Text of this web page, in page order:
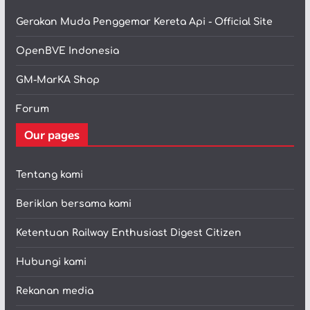
Gerakan Muda Penggemar Kereta Api - Official Site
OpenBVE Indonesia
GM-MarKA Shop
Forum
Our pages
Tentang kami
Beriklan bersama kami
Ketentuan Railway Enthusiast Digest Citizen
Hubungi kami
Rekanan media